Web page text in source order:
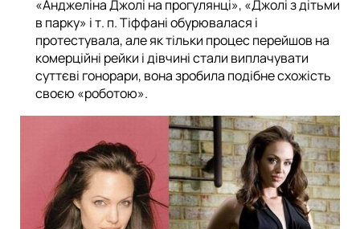
«Анджеліна Джолі на прогулянці», «Джолі з дітьми
в парку» і т. п. Тіффані обурювалася і
протестувала, але як тільки процес перейшов на
комерційні рейки і дівчині стали виплачувати
суттєві гонорари, вона зробила подібне схожість
своєю «роботою».